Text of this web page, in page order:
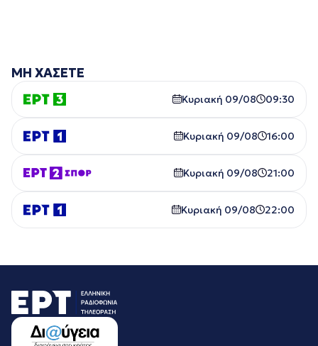
ΜΗ ΧΑΣΕΤΕ
Κυριακή 09/08 09:30
Κυριακή 09/08 16:00
Κυριακή 09/08 21:00
Κυριακή 09/08 22:00